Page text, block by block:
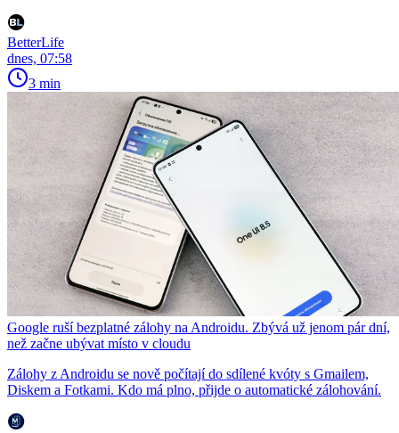
BetterLife
dnes, 07:58
3 min
Google ruší bezplatné zálohy na Androidu. Zbývá už jenom pár dní,
než začne ubývat místo v cloudu
Zálohy z Androidu se nově počítají do sdílené kvóty s Gmailem,
Diskem a Fotkami. Kdo má plno, přijde o automatické zálohování.